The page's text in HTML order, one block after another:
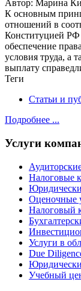
Автор: Марина
К основным
отношений в
Конституцией
обеспечение
условия труда, а
выплату
Теги
Статьи и
Подробнее ...
Услуги
Налоговые
Оценочные
Налоговый
Услуги в
Due
Учебный